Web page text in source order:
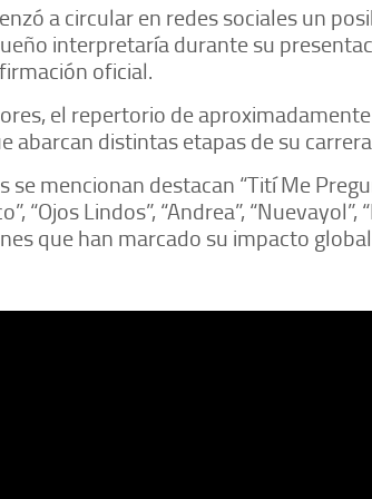
a circular en redes sociales un
interpretaría durante su
oficial.
el repertorio de
abarcan distintas etapas de su
mencionan destacan “Tití Me
“Ojos Lindos”, “Andrea”,
que han marcado su impacto